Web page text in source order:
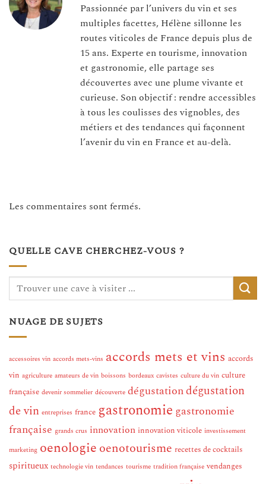
Passionnée par l’univers du vin et ses
multiples facettes, Hélène sillonne les
routes viticoles de France depuis plus de
15 ans. Experte en tourisme, innovation
et gastronomie, elle partage ses
découvertes avec une plume vivante et
curieuse. Son objectif : rendre accessibles
à tous les coulisses des vignobles, des
métiers et des tendances qui façonnent
l’avenir du vin en France et au-delà.
Les commentaires sont fermés.
QUELLE CAVE CHERCHEZ-VOUS ?
NUAGE DE SUJETS
accessoires vin accords mets-vins accords mets et vins accords
vin agriculture amateurs de vin boissons bordeaux cavistes culture du vin culture
française devenir sommelier découverte dégustationdégustation
de vin entreprises france gastronomie gastronomie
française grands crus innovation innovation viticole investissement
marketing oenologie oenotourisme recettes de cocktails
spiritueux technologie vin tendances tourisme tradition française vendanges